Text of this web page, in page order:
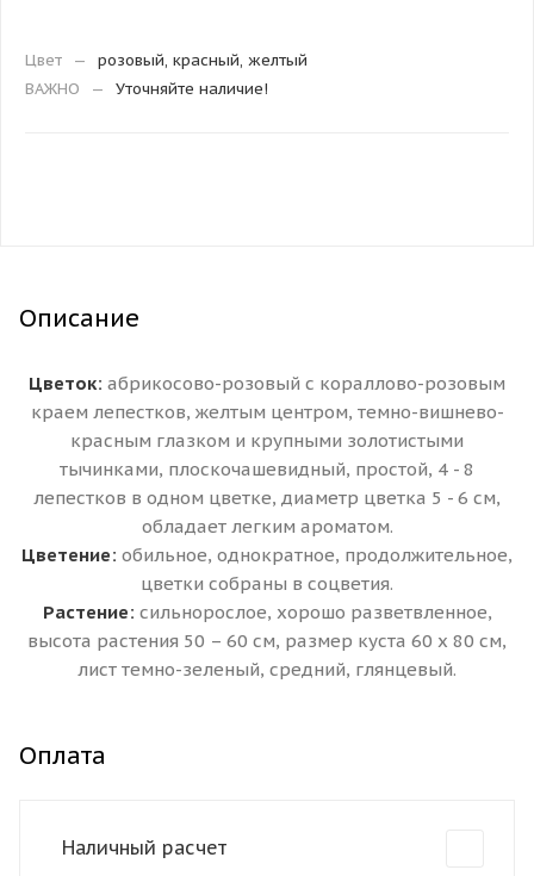
Цвет —
розовый, красный, желтый
ВАЖНО
— Уточняйте наличие!
Описание
Цветок: абрикосово-розовый с кораллово-розовым
краем лепестков, желтым центром, темно-вишнево-
красным глазком и крупными золотистыми
тычинками, плоскочашевидный, простой, 4 - 8
лепестков в одном цветке, диаметр цветка 5 - 6 см,
обладает легким ароматом.
Цветение: обильное, однократное, продолжительное,
цветки собраны в соцветия.
Растение: сильнорослое, хорошо разветвленное,
высота растения 50 – 60 см, размер куста 60 х 80 см,
лист темно-зеленый, средний, глянцевый.
Оплата
Наличный расчет